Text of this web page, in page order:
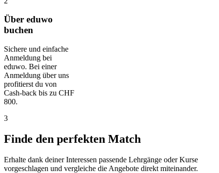
Über eduwo
buchen
Sichere und einfache
Anmeldung bei
eduwo. Bei einer
Anmeldung über uns
profitierst du von
Cash-back bis zu CHF
800.
3
Finde den perfekten Match
Erhalte dank deiner Interessen passende Lehrgänge oder Kurse
vorgeschlagen und vergleiche die Angebote direkt miteinander.